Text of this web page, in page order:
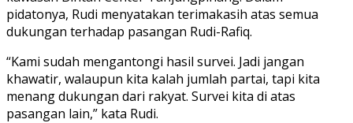
pidatonya, Rudi menyatakan terimakasih atas semua
dukungan terhadap pasangan Rudi-Rafiq.
“Kami sudah mengantongi hasil survei. Jadi jangan
khawatir, walaupun kita kalah jumlah partai, tapi kita
menang dukungan dari rakyat. Survei kita di atas
pasangan lain,” kata Rudi.